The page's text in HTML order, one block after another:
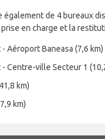
également de 4 bureaux
en charge et la
Aéroport Baneasa (7,6 km)
Centre-ville Secteur 1
km)
km)